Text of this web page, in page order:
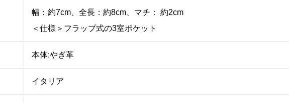
幅：約7cm、全長：約8cm、マチ： 約2cm
＜仕様＞フラップ式の3室ポケット
本体:やぎ革
イタリア